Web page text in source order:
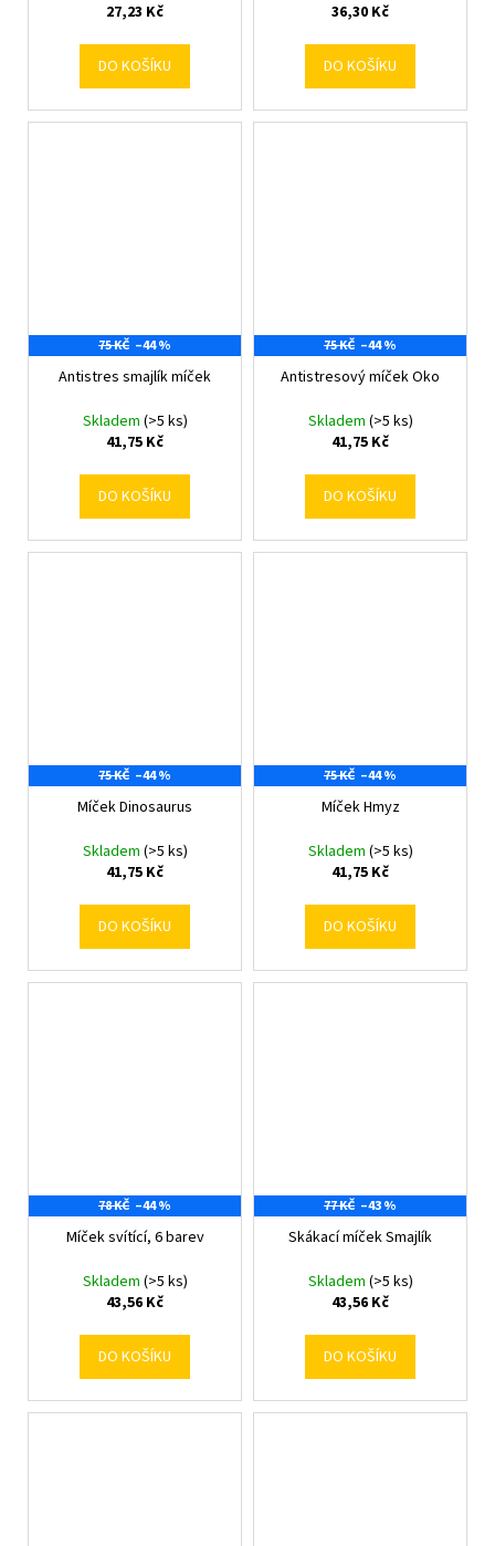
27,23 Kč
DO KOŠÍKU
36,30 Kč
DO KOŠÍKU
75 KČ –44 %
Antistres smajlík míček
Skladem (>5 ks)
41,75 Kč
DO KOŠÍKU
75 KČ –44 %
Antistresový míček Oko
Skladem (>5 ks)
41,75 Kč
DO KOŠÍKU
75 KČ –44 %
Míček Dinosaurus
Skladem (>5 ks)
41,75 Kč
DO KOŠÍKU
75 KČ –44 %
Míček Hmyz
Skladem (>5 ks)
41,75 Kč
DO KOŠÍKU
78 KČ –44 %
Míček svítící, 6 barev
Skladem (>5 ks)
43,56 Kč
DO KOŠÍKU
77 KČ –43 %
Skákací míček Smajlík
Skladem (>5 ks)
43,56 Kč
DO KOŠÍKU